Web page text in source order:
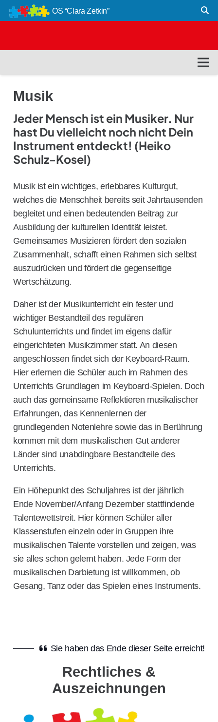
OS “Clara Zetkin”
Musik
Jeder Mensch ist ein Musiker. Nur
hast Du vielleicht noch nicht Dein
Instrument entdeckt! (Heiko
Schulz-Kosel)
Musik ist ein wichtiges, erlebbares Kulturgut,
welches die Menschheit bereits seit Jahrtausenden
begleitet und einen bedeutenden Beitrag zur
Ausbildung der kulturellen Identität leistet.
Gemeinsames Musizieren fördert den sozialen
Zusammenhalt, schafft einen Rahmen sich selbst
auszudrücken und fördert die gegenseitige
Wertschätzung.
Daher ist der Musikunterricht ein fester und
wichtiger Bestandteil des regulären
Schulunterrichts und findet im eigens dafür
eingerichteten Musikzimmer statt. An diesen
angeschlossen findet sich der Keyboard-Raum.
Hier erlernen die Schüler auch im Rahmen des
Unterrichts Grundlagen im Keyboard-Spielen. Doch
auch das gemeinsame Reflektieren musikalischer
Erfahrungen, das Kennenlernen der
grundlegenden Notenlehre sowie das in Berührung
kommen mit dem musikalischen Gut anderer
Länder sind unabdingbare Bestandteile des
Unterrichts.
Ein Höhepunkt des Schuljahres ist der jährlich
Ende November/Anfang Dezember stattfindende
Talentewettstreit. Hier können Schüler aller
Klassenstufen einzeln oder in Gruppen ihre
musikalischen Talente vorstellen und zeigen, was
sie alles schon gelernt haben. Jede Form der
musikalischen Darbietung ist willkommen, ob
Gesang, Tanz oder das Spielen eines Instruments.
Sie haben das Ende dieser Seite erreicht!
Rechtliches &
Auszeichnungen